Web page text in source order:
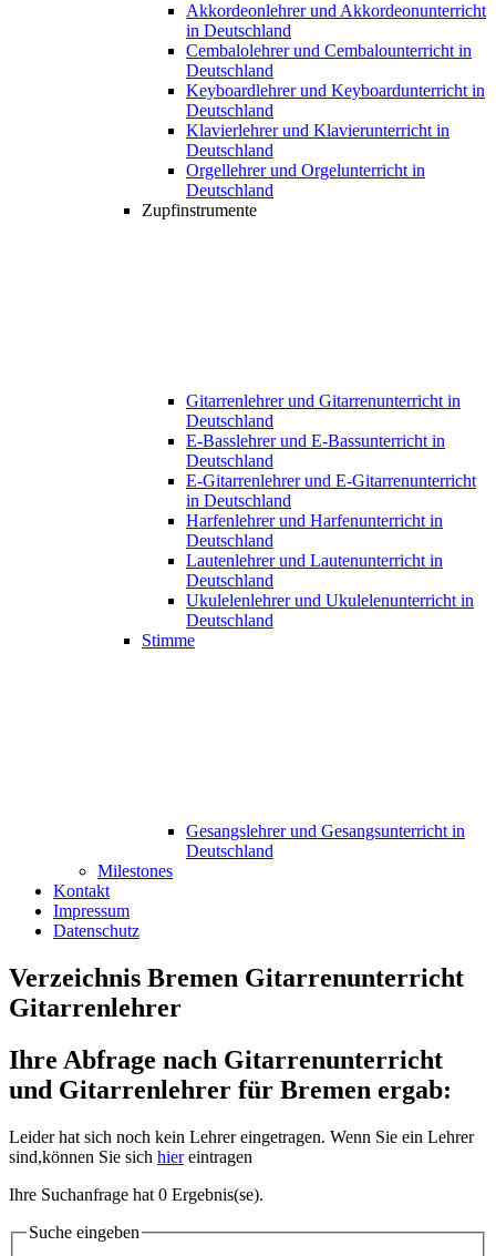
Akkordeonlehrer und Akkordeonunterricht
in Deutschland
Cembalolehrer und Cembalounterricht in
Deutschland
Keyboardlehrer und Keyboardunterricht in
Deutschland
Klavierlehrer und Klavierunterricht in
Deutschland
Orgellehrer und Orgelunterricht in
Deutschland
Zupfinstrumente
Gitarrenlehrer und Gitarrenunterricht in
Deutschland
E-Basslehrer und E-Bassunterricht in
Deutschland
E-Gitarrenlehrer und E-Gitarrenunterricht
in Deutschland
Harfenlehrer und Harfenunterricht in
Deutschland
Lautenlehrer und Lautenunterricht in
Deutschland
Ukulelenlehrer und Ukulelenunterricht in
Deutschland
Stimme
Gesangslehrer und Gesangsunterricht in
Deutschland
Milestones
Kontakt
Impressum
Datenschutz
Verzeichnis Bremen Gitarrenunterricht
Gitarrenlehrer
Ihre Abfrage nach Gitarrenunterricht
und Gitarrenlehrer für Bremen ergab:
Leider hat sich noch kein Lehrer eingetragen. Wenn Sie ein Lehrer
sind,können Sie sich hiereintragen
Ihre Suchanfrage hat 0 Ergebnis(se).
Suche eingeben